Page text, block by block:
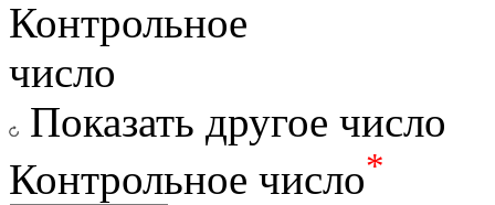
Показать другое число
Контрольное число*